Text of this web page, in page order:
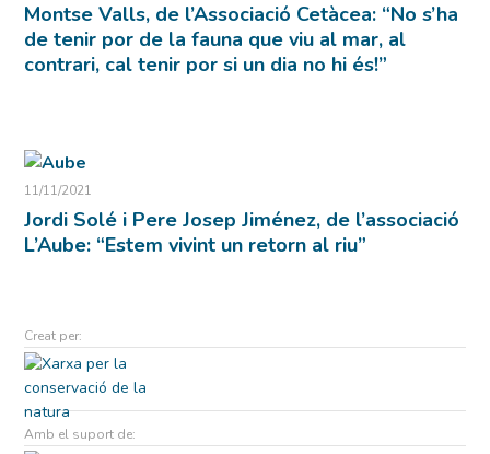
Montse Valls, de l’Associació Cetàcea: “No s’ha
de tenir por de la fauna que viu al mar, al
contrari, cal tenir por si un dia no hi és!”
11/11/2021
Jordi Solé i Pere Josep Jiménez, de l’associació
L’Aube: “Estem vivint un retorn al riu”
Creat per:
Amb el suport de: